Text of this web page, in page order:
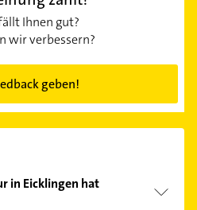
Ihnen gut?
wir verbessern?
geben!
in Eicklingen hat